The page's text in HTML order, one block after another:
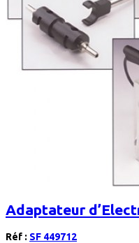
Adaptateur
Réf : SF 449712